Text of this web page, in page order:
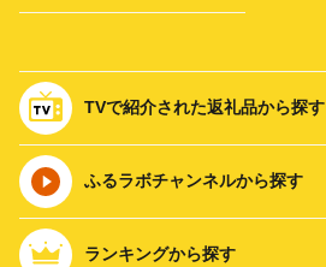
TVで紹介された返礼品から探す
ふるラボチャンネルから探す
ランキングから探す